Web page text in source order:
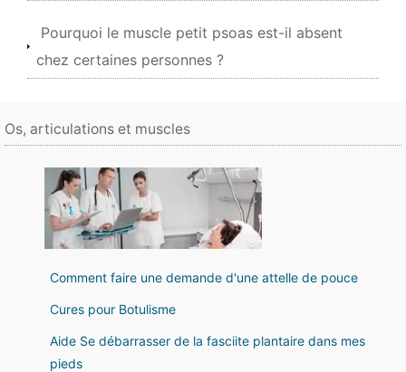
Pourquoi le muscle petit psoas est-il absent
chez certaines personnes ?
Os, articulations et muscles
Comment faire une demande d'une attelle de pouce
Cures pour Botulisme
Aide Se débarrasser de la fasciite plantaire dans mes
pieds